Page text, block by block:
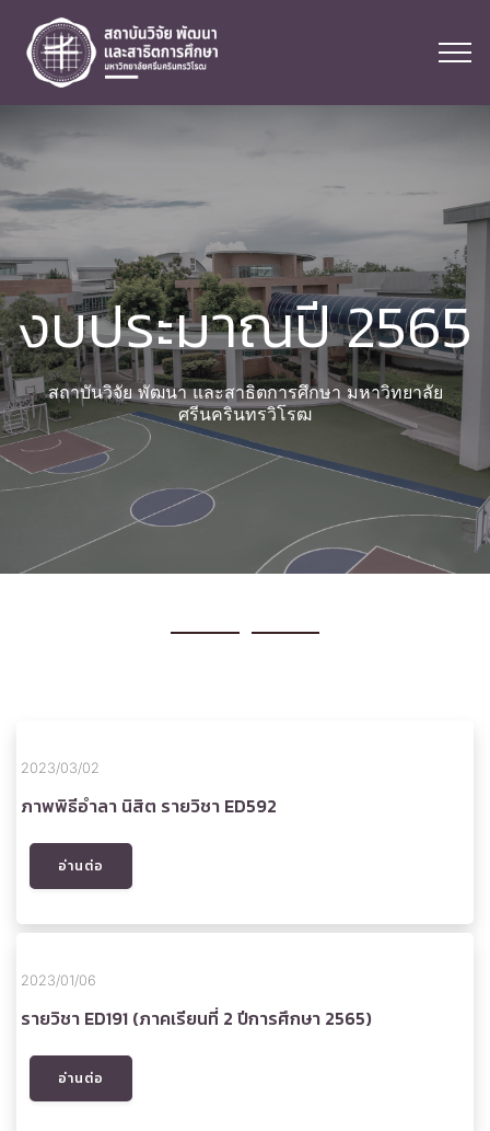
งบประมาณปี 2565
สถาบันวิจัย พัฒนา และสาธิตการศึกษา มหาวิทยาลัย
ศรีนครินทรวิโรฒ
2023/03/02
ภาพพิธีอำลา นิสิต รายวิชา ED592
อ่านต่อ
2023/01/06
รายวิชา ED191 (ภาคเรียนที่ 2 ปีการศึกษา 2565)
อ่านต่อ